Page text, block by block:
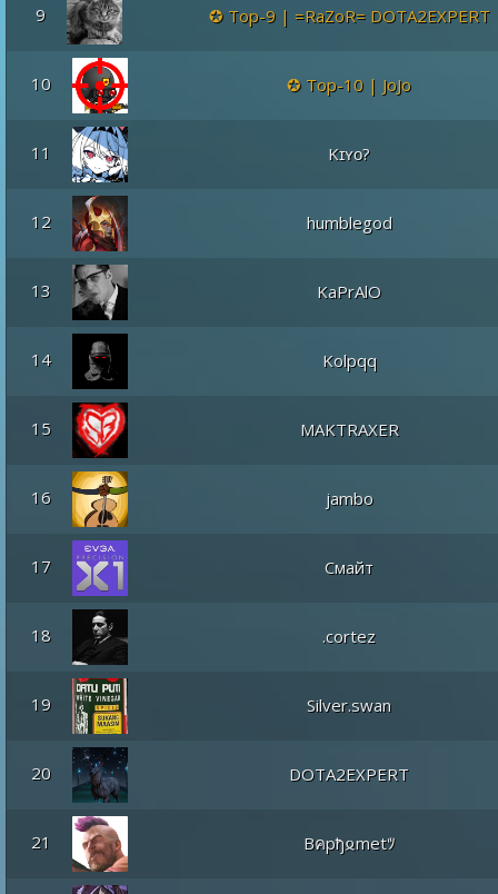
9 Top-9 | =RaZoR= DOTA2EXPERT
10 Top-10 | JoJo
11 Kɪʏᴏ?
12 humblegod
13 KaPrAlO
14 Kolpqq
15 MAKTRAXER
16 jambo
17 Смайт
18 .cortez
19 Silver.swan
20 DOTA2EXPERT
21 Bคpђ𐍉metﾂ